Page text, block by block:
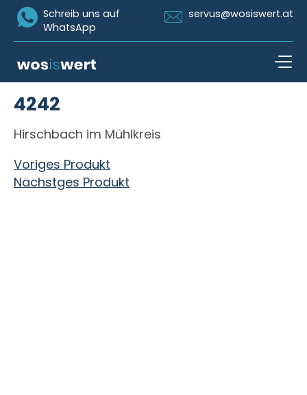
Icon Whatsapp
Schreib uns auf
WhatsApp
Icon Email
servus@wosiswert.at
4242
Hirschbach im Mühlkreis
Beitragsnavigation
Voriges Produkt
Nächstges Produkt